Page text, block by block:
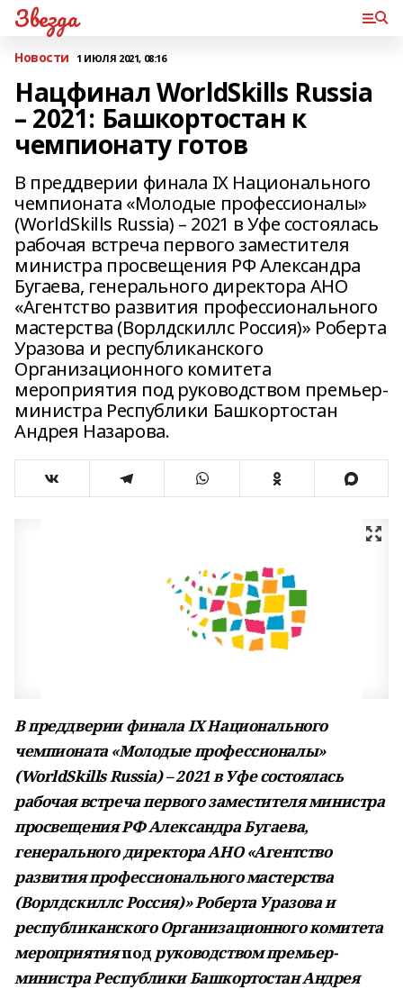
Звезда
Новости 1 ИЮЛЯ 2021, 08:16
Нацфинал WorldSkills Russia
– 2021: Башкортостан к
чемпионату готов
В преддверии финала IX Национального
чемпионата «Молодые профессионалы»
(WorldSkills Russia) – 2021 в Уфе состоялась
рабочая встреча первого заместителя
министра просвещения РФ Александра
Бугаева, генерального директора АНО
«Агентство развития профессионального
мастерства (Ворлдскиллс Россия)» Роберта
Уразова и республиканского
Организационного комитета
мероприятия под руководством премьер-
министра Республики Башкортостан
Андрея Назарова.
В преддверии финала IX Национального
чемпионата «Молодые профессионалы»
(WorldSkills Russia) – 2021 в Уфе состоялась
рабочая встреча первого заместителя министра
просвещения РФ Александра Бугаева,
генерального директора АНО «Агентство
развития профессионального мастерства
(Ворлдскиллс Россия)» Роберта Уразова и
республиканского Организационного комитета
мероприятияпод руководством премьер-
министра Республики Башкортостан Андрея